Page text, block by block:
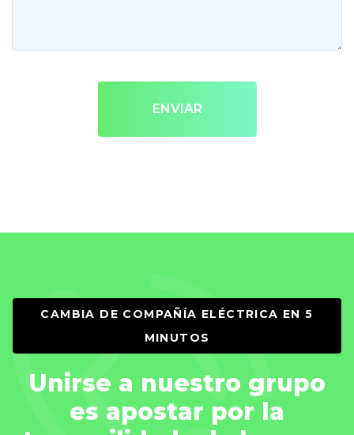
ENVIAR
CAMBIA DE COMPAÑÍA ELÉCTRICA EN 5
MINUTOS
Unirse a nuestro grupo
es apostar por la